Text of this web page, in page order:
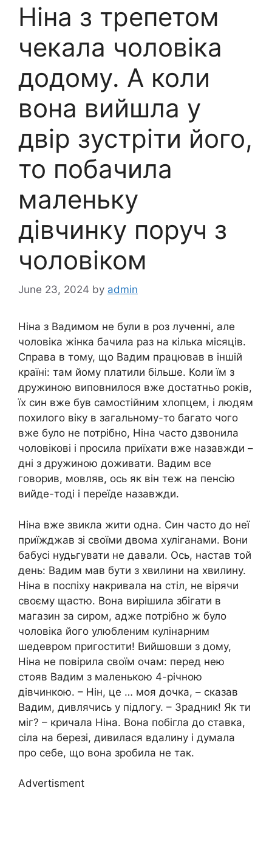
Ніна з трепетом
чекала чоловіка
додому. А коли
вона вийшла у
двір зустріти його,
то побачила
маленьку
дівчинку поруч з
чоловіком
June 23, 2024 by admin
Ніна з Вадимом не були в роз лученні, але
чоловіка жінка бачила раз на кілька місяців.
Справа в тому, що Вадим працював в іншій
країні: там йому платили більше. Коли їм з
дружиною виповнилося вже достатньо років,
їх син вже був самостійним хлопцем, і людям
похилого віку в загальному-то багато чого
вже було не потрібно, Ніна часто дзвонила
чоловікові і просила приїхати вже назавжди –
дні з дружиною доживати. Вадим все
говорив, мовляв, ось як він теж на пенсію
вийде-тоді і переїде назавжди.
Ніна вже звикла жити одна. Син часто до неї
приїжджав зі своїми двома хуліганами. Вони
бабусі нудьгувати не давали. Ось, настав той
день: Вадим мав бути з хвилини на хвилину.
Ніна в поспіху накривала на стіл, не вірячи
своєму щастю. Вона вирішила збігати в
магазин за сиром, адже потрібно ж було
чоловіка його улюбленим кулінарним
шедевром пригостити! Вийшовши з дому,
Ніна не повірила своїм очам: перед нею
стояв Вадим з маленькою 4-річною
дівчинкою. – Нін, це … моя дочка, – сказав
Вадим, дивлячись у підлогу. – Зрадник! Як ти
міг? – кричала Ніна. Вона побігла до ставка,
сіла на березі, дивилася вдалину і думала
про себе, що вона зробила не так.
Advertisment